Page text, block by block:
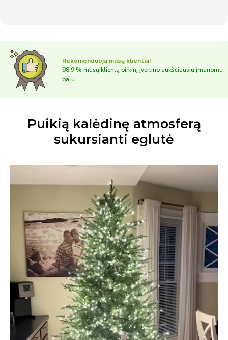
Rekomenduoja mūsų klientai!
98,9 % mūsų klientų pirkinį įvertino aukščiausiu įmanomu
balu
Puikią kalėdinę atmosferą
sukursianti eglutė